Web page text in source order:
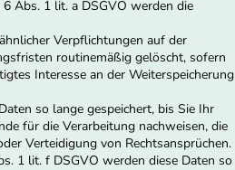
Abs. 1 lit. a DSGVO werden die
Verpflichtungen auf der
routinemäßig gelöscht, sofern
Interesse an der Weiterspeicherung
so lange gespeichert, bis Sie Ihr
für die Verarbeitung nachweisen, die
Verteidigung von Rechtsansprüchen.
1 lit. f DSGVO werden diese Daten so